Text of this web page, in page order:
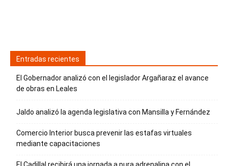
Entradas recientes
El Gobernador analizó con el legislador Argañaraz el avance
de obras en Leales
Jaldo analizó la agenda legislativa con Mansilla y Fernández
Comercio Interior busca prevenir las estafas virtuales
mediante capacitaciones
El Cadillal recibirá una jornada a pura adrenalina con el